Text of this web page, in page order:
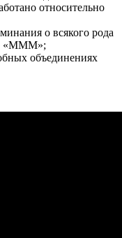
относительно
о всякого рода
«МММ»;
объединениях